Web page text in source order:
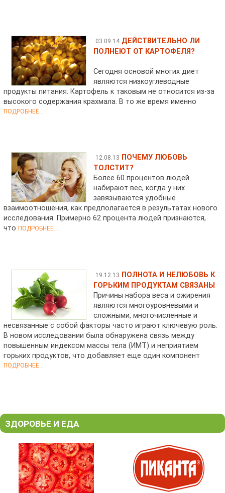
03.09.14 ДЕЙСТВИТЕЛЬНО ЛИ
ПОЛНЕЮТ ОТ КАРТОФЕЛЯ?
Сегодня основой многих диет
являются низкоуглеводные
продукты питания. Картофель к таковым не относится из-за
высокого содержания крахмала. В то же время именно
ПОДРОБНЕЕ...
12.08.13 ПОЧЕМУ ЛЮБОВЬ
ТОЛСТИТ?
Более 60 процентов людей
набирают вес, когда у них
завязываются удобные
взаимоотношения, как предполагается в результатах нового
исследования. Примерно 62 процента людей признаются,
чтоПОДРОБНЕЕ...
19.12.13 ПОЛНОТА И НЕЛЮБОВЬ К
ГОРЬКИМ ПРОДУКТАМ СВЯЗАНЫ
Причины набора веса и ожирения
являются многоуровневыми и
сложными, многочисленные и
несвязанные с собой факторы часто играют ключевую роль.
В новом исследовании была обнаружена связь между
повышенным индексом массы тела (ИМТ) и неприятием
горьких продуктов, что добавляет еще один компонент
ПОДРОБНЕЕ...
ЗДОРОВЬЕ И ЕДА